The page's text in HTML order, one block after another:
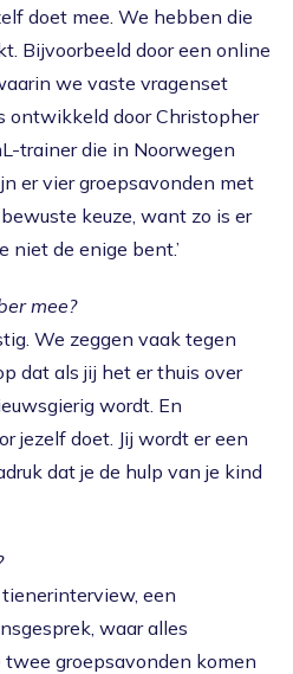
doet mee. We hebben die
Bijvoorbeeld door een online
we vaste vragenset
ontwikkeld door Christopher
trainer die in Noorwegen
er vier groepsavonden met
keuze, want zo is er
niet de enige bent.’
mee?
We zeggen vaak tegen
dat als jij het er thuis over
wordt. En
jezelf doet. Jij wordt er een
dat je de hulp van je kind
tienerinterview, een
waar alles
groepsavonden komen